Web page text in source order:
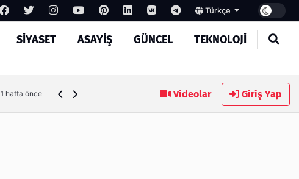
Türkçe
SIYASET ASAYIŞ GÜNCEL TEKNOLOJI
1 hafta önce Ambalaj Süreçlerinde Yeni Nesil Verimliliği Olimpack ile
Videolar Giriş Yap